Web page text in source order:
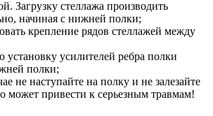
Загрузку стеллажа производить
начиная с нижней полки;
крепление рядов стеллажей между
установку усилителей ребра полки
полки;
не наступайте на полку и не залезайте
может привести к серьезным травмам!